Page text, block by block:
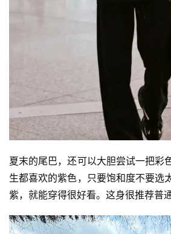
夏末的尾巴，还可以大胆尝试一把彩
生都喜欢的紫色，只要饱和度不要选
紫，就能穿得很好看。这身很推荐普